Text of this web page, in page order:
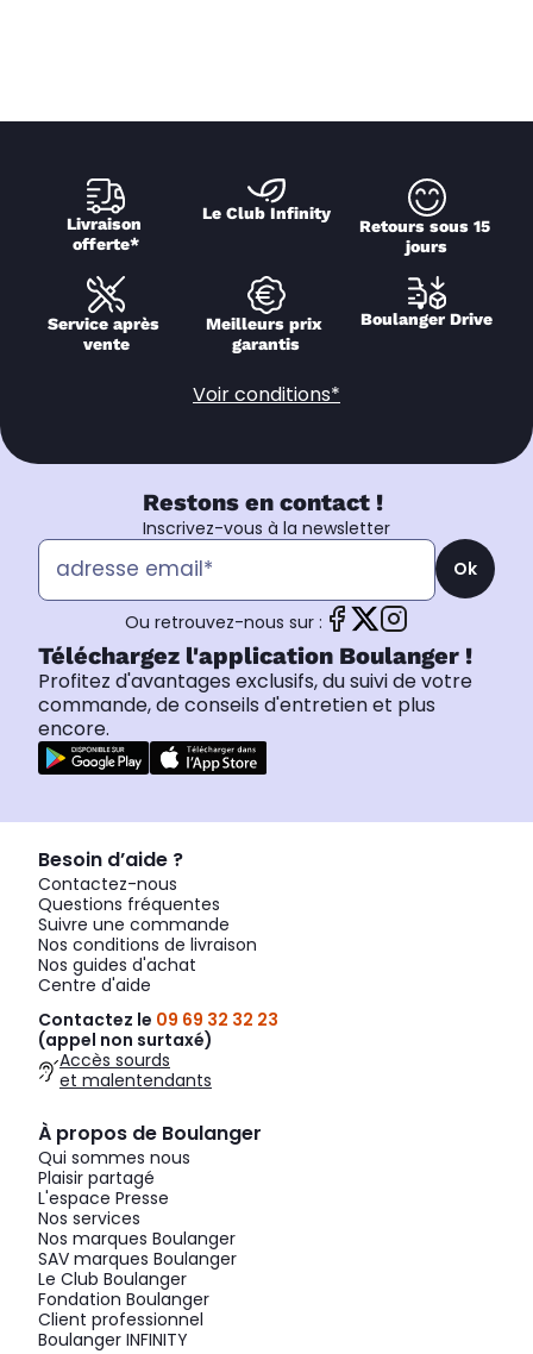
Livraison
offerte*
Le Club Infinity
Retours sous 15
jours
Service après
vente
Meilleurs prix
garantis
Boulanger Drive
Voir conditions*
Restons en contact !
Inscrivez-vous à la newsletter
Ok
Ou retrouvez-nous sur :
Téléchargez l'application Boulanger !
Profitez d'avantages exclusifs, du suivi de votre
commande, de conseils d'entretien et plus
encore.
Besoin d’aide ?
Contactez-nous
Questions fréquentes
Suivre une commande
Nos conditions de livraison
Nos guides d'achat
Centre d'aide
Contactez le 09 69 32 32 23
(appel non surtaxé)
Accès sourds
et malentendants
À propos de Boulanger
Qui sommes nous
Plaisir partagé
L'espace Presse
Nos services
Nos marques Boulanger
SAV marques Boulanger
Le Club Boulanger
Fondation Boulanger
Client professionnel
Boulanger INFINITY